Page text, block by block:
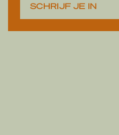
SCHRIJF JE IN